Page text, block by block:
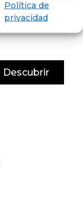
Política de
privacidad
Descubrir